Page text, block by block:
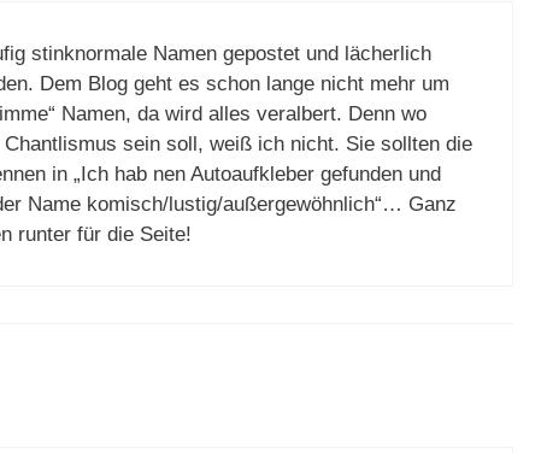
stinknormale Namen gepostet und lächerlich
Dem Blog geht es schon lange nicht mehr um
Namen, da wird alles veralbert. Denn wo
Chantlismus sein soll, weiß ich nicht. Sie sollten die
in „Ich hab nen Autoaufkleber gefunden und
Name komisch/lustig/außergewöhnlich“… Ganz
runter für die Seite!